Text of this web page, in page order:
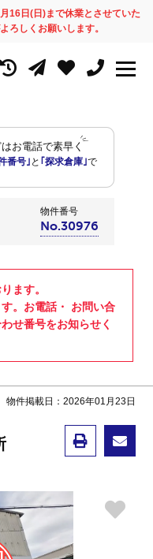
16日(日)まで休業とさせていた
ろしくお願いします。
お電話で素早く
番号｣ と ｢探求倉庫｣で
物件番号
No.30976
ます。
。お電話・ お問い合
せ番号をお知らせく
物件掲載日：2026年01月23日